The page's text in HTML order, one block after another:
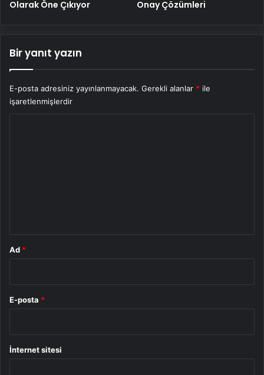
Olarak Öne Çıkıyor Onay Çözümleri
Bir yanıt yazın
E-posta adresiniz yayınlanmayacak. Gerekli alanlar * ile
işaretlenmişlerdir
Ad *
E-posta *
İnternet sitesi